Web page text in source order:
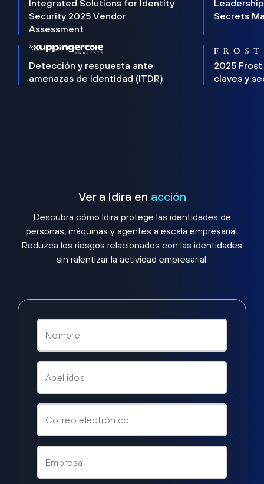
Integrated Solutions for Identity
Security 2025 Vendor
Assessment
Secrets
Detección y respuesta ante
amenazas de identidad (ITDR)
2025 Frost
claves y
Ver a Idira en acción
Descubra cómo Idira protege las identidades de
personas, máquinas y agentes a escala empresarial.
Reduzca los riesgos relacionados con las identidades
sin ralentizar la actividad empresarial.